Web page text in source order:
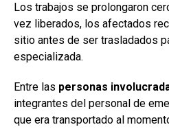
Los trabajos se prolongaron
vez liberados, los afectados
sitio antes de ser trasladados
especializada.
Entre las personas
integrantes del personal de
que era transportado al